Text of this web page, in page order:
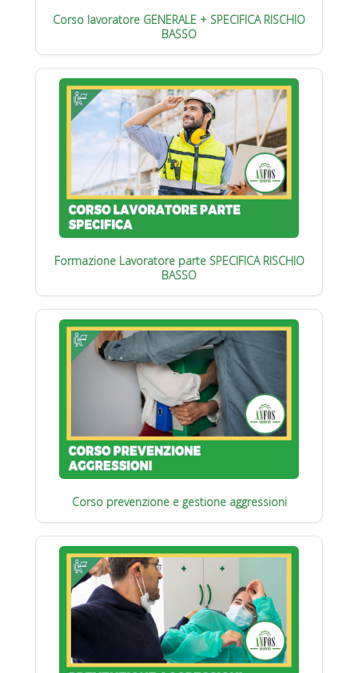
Corso lavoratore GENERALE + SPECIFICA RISCHIO
BASSO
Formazione Lavoratore parte SPECIFICA RISCHIO
BASSO
Corso prevenzione e gestione aggressioni